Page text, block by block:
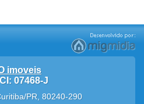
imoveis
07468-J
/PR 80240-290